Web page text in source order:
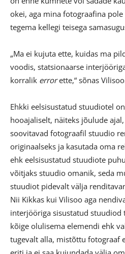
okei, aga mina fotograafina
tegema kellegi teisega
„Ma ei kujuta ette, kuidas ma
voodis, statsionaarse
korralik errorette,“ sõnas
Ehkki eelsisustatud stuudiotel
hooajaliselt, näiteks jõulude
soovitavad fotograafil stuudio
originaalseks ja kasutada oma
ehk eelsisustatud stuudiote
võitjaks stuudio omanik, seda
stuudiot pidevalt välja
Nii Kikkas kui Vilisoo aga
interjööriga sisustatud stuudiod
kõige olulisema elemendi ehk
tugevalt alla, mistõttu fotograaf